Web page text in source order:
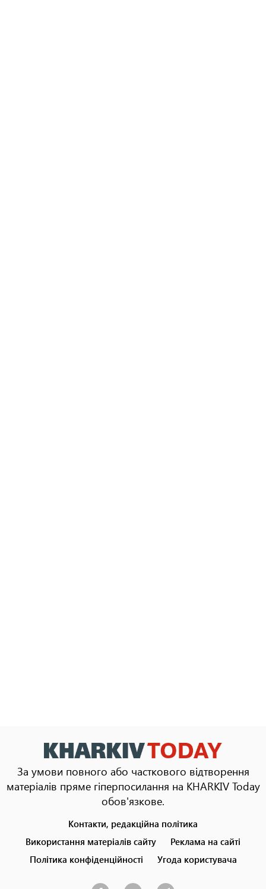
За умови повного або часткового відтворення
матеріалів пряме гіперпосилання на KHARKIV Today
обов'язкове.
menu
Контакти, редакційна політика
Використання матеріалів сайту
Реклама на сайті
Політика конфіденційності
Угода користувача